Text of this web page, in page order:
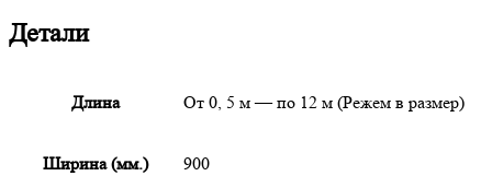
Детали
Длина От 0, 5 м — по 12 м (Режем в размер)
Ширина (мм.) 900